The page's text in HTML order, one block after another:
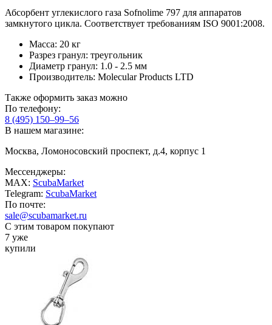
Абсорбент углекислого газа Sofnolime 797 для аппаратов
замкнутого цикла. Соответствует требованиям ISO 9001:2008.
Масса: 20 кг
Разрез гранул: треугольник
Диаметр гранул: 1.0 - 2.5 мм
Производитель: Molecular Products LTD
Также оформить заказ можно
По телефону:
8 (495) 150–99–56
В нашем магазине:
Москва, Ломоносовский проспект, д.4, корпус 1
Мессенджеры:
MAX: ScubaMarket
Telegram: ScubaMarket
По почте:
sale@scubamarket.ru
С этим товаром покупают
7 уже
купили